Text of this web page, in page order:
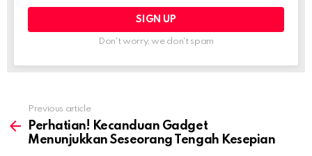
Don't worry, we don't spam
more
Previous article
Perhatian! Kecanduan Gadget
Menunjukkan Seseorang Tengah Kesepian